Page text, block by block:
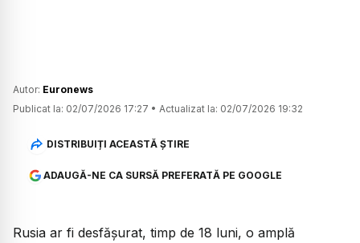
Autor: Euronews
Publicat la: 02/07/2026 17:27 • Actualizat la: 02/07/2026 19:32
DISTRIBUIȚI ACEASTĂ ȘTIRE
ADAUGĂ-NE CA SURSĂ PREFERATĂ PE GOOGLE
Rusia ar fi desfășurat, timp de 18 luni, o amplă